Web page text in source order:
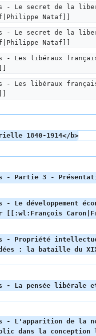
Le secret de la
Nataf]]
Le secret de la
Nataf]]
- Les libéraux
- Les libéraux
1840-1914</b>
Partie 3 -
développement
- Propriété
: la bataille du
La pensée libérale
- L'apparition de la
dans la